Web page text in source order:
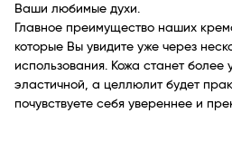
Ваши любимые духи.
Главное преимущество наших
которые Вы увидите уже через
использования. Кожа станет более
эластичной, а целлюлит будет
почувствуете себя увереннее и